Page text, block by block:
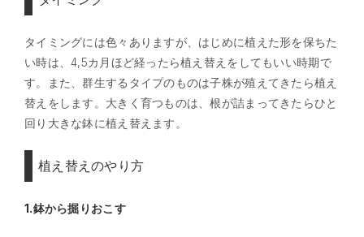
タイミングには色々ありますが、はじめに植えた形を保ちた
い時は、4,5カ月ほど経ったら植え替えをしてもいい時期で
す。また、群生するタイプのものは子株が殖えてきたら植え
替えをします。大きく育つものは、根が詰まってきたらひと
回り大きな鉢に植え替えます。
植え替えのやり方
1.鉢から掘りおこす